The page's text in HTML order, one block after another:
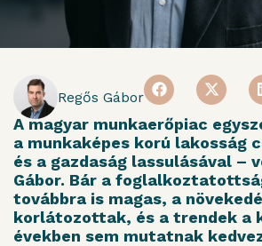
Regős Gábor
A magyar munkaerőpiac
a munkaképes korú lakosság
és a gazdaság lassulásával –
Gábor. Bár a
továbbra is magas, a
korlátozottak, és a trendek a
években sem mutatnak